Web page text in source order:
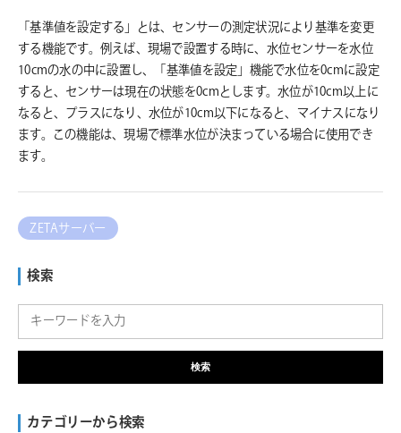
「基準値を設定する」とは、センサーの測定状況により基準を変更
する機能です。例えば、現場で設置する時に、水位センサーを水位
10cmの水の中に設置し、「基準値を設定」機能で水位を0cmに設定
すると、センサーは現在の状態を0cmとします。水位が10cm以上に
なると、プラスになり、水位が10cm以下になると、マイナスになり
ます。この機能は、現場で標準水位が決まっている場合に使用でき
ます。
ZETAサーバー
検索
検索
カテゴリーから検索